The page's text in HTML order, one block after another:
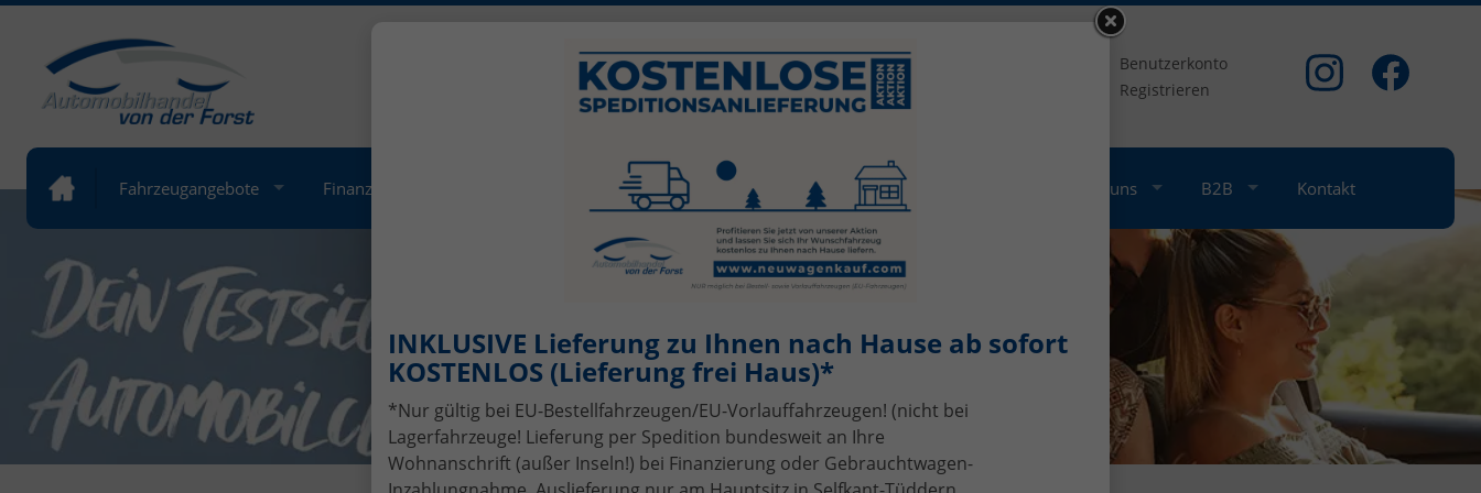
+49 (0)2456 506-1390
Öffnungszeiten: Mo - Fr 08.00 - 17.00
info@neuwagenkauf.com
Benutzerkonto
Registrieren
Fahrzeugangebote Finanzierung Top-Angebote Service Gebrauchtwagen-Ankauf Über uns B2B Kontakt
INKLUSIVE Lieferung zu Ihnen nach Hause ab sofort
KOSTENLOS (Lieferung frei Haus)*
*Nur gültig bei EU-Bestellfahrzeugen/EU-Vorlauffahrzeugen! (nicht bei
Lagerfahrzeuge! Lieferung per Spedition bundesweit an Ihre
Wohnanschrift (außer Inseln!) bei Finanzierung oder Gebrauchtwagen-